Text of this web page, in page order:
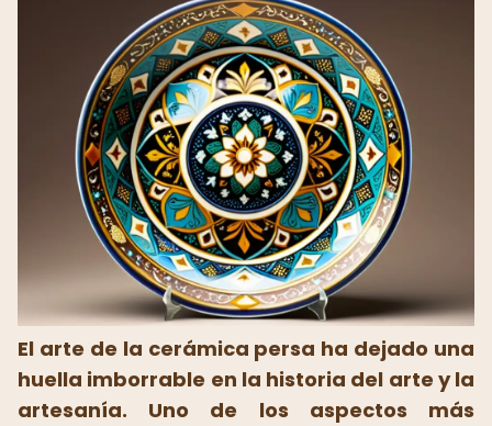
El arte de la cerámica persa ha dejado una
huella imborrable en la historia del arte y la
artesanía. Uno de los aspectos más